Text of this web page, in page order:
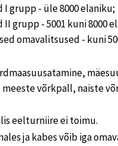
I grupp - üle 8000 elaniku;
II grupp - 5001 kuni 8000
omavalitsused - kuni
võrkpall, naiste
eelturniire ei toimu.
ja kabes võib iga